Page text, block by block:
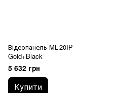
Відеопанель ML-20IP
Gold+Black
5 632 грн
Купити